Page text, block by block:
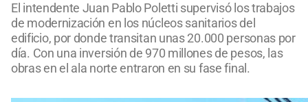
El intendente Juan Pablo Poletti supervisó los trabajos
de modernización en los núcleos sanitarios del
edificio, por donde transitan unas 20.000 personas por
día. Con una inversión de 970 millones de pesos, las
obras en el ala norte entraron en su fase final.